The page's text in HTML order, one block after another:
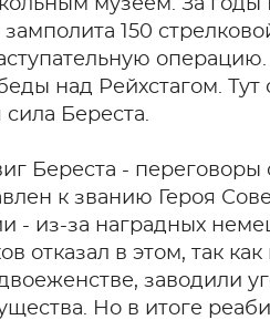
музеем. За годы
150
над Рейхстагом. Тут
сила Береста.
Береста -
к званию Героя
- из-за наградных
отказал в этом, так
заводили
Но в итоге